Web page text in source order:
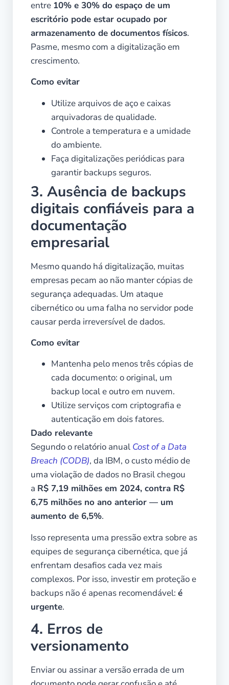
entre 10% e 30% do espaço de um
escritório pode estar ocupado por
armazenamento de documentos físicos.
Pasme, mesmo com a digitalização em
crescimento.
Como evitar
Utilize arquivos de aço e caixas
arquivadoras de qualidade.
Controle a temperatura e a umidade
do ambiente.
Faça digitalizações periódicas para
garantir backups seguros.
3. Ausência de backups
digitais confiáveis para a
documentação
empresarial
Mesmo quando há digitalização, muitas
empresas pecam ao não manter cópias de
segurança adequadas. Um ataque
cibernético ou uma falha no servidor pode
causar perda irreversível de dados.
Como evitar
Mantenha pelo menos três cópias de
cada documento: o original, um
backup local e outro em nuvem.
Utilize serviços com criptografia e
autenticação em dois fatores.
Dado relevante
Segundo o relatório anual Cost of a Data
Breach (CODB), da IBM, o custo médio de
uma violação de dados no Brasil chegou
a R$ 7,19 milhões em 2024, contra R$
6,75 milhões no ano anterior — um
aumento de 6,5%.
Isso representa uma pressão extra sobre as
equipes de segurança cibernética, que já
enfrentam desafios cada vez mais
complexos. Por isso, investir em proteção e
backups não é apenas recomendável: é
urgente.
4. Erros de
versionamento
Enviar ou assinar a versão errada de um